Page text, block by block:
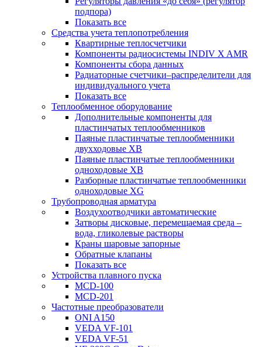
подпора)
Показать все
Средства учета теплопотребления
Квартирные теплосчетчики
Компоненты радиосистемы INDIV X AMR
Компоненты сбора данных
Радиаторные счетчики–распределители для
индивидуального учета
Показать все
Теплообменное оборудование
Дополнительные компоненты для
пластинчатых теплообменников
Паяные пластинчатые теплообменники
двухходовые XB
Паяные пластинчатые теплообменники
одноходовые ХВ
Разборные пластинчатые теплообменники
одноходовые ХG
Трубопроводная арматура
Воздухоотводчики автоматические
Затворы дисковые, перемещаемая среда –
вода, гликолевые растворы
Краны шаровые запорные
Обратные клапаны
Показать все
Устройства плавного пуска
MCD-100
MCD-201
Частотные преобразователи
ONI A150
VEDA VF-101
VEDA VF-51